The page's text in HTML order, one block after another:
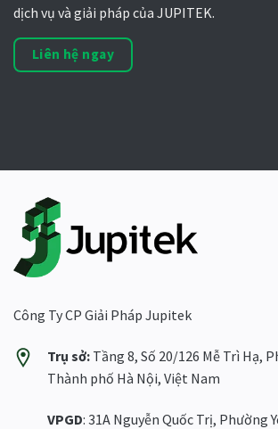
dịch vụ và giải pháp của JUPITEK.
Liên hệ ngay
Công Ty CP Giải Pháp Jupitek
Trụ sở: Tầng 8, Số 20/126 Mễ Trì Hạ,
Thành phố Hà Nội, Việt Nam
VPGD: 31A Nguyễn Quốc Trị, Phường